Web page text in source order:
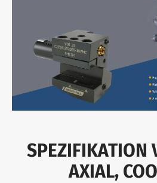
SPEZIFIKATION
AXIAL,